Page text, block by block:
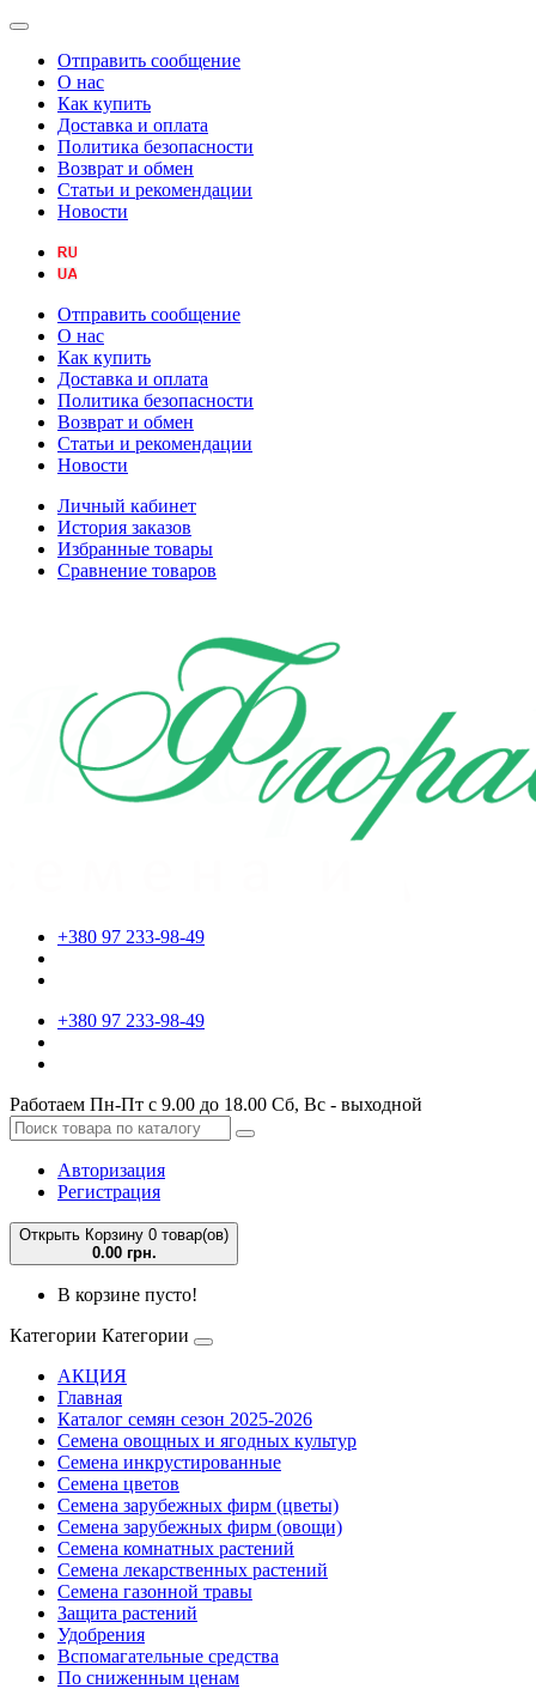
Отправить сообщение
О нас
Как купить
Доставка и оплата
Политика безопасности
Возврат и обмен
Статьи и рекомендации
Новости
Отправить сообщение
О нас
Как купить
Доставка и оплата
Политика безопасности
Возврат и обмен
Статьи и рекомендации
Новости
Личный кабинет
История заказов
Избранные товары
Сравнение товаров
+380 97 233-98-49
+380 97 233-98-49
Работаем Пн-Пт с 9.00 до 18.00 Сб, Вс - выходной
Авторизация
Регистрация
Открыть Корзину 0 товар(ов)
0.00 грн.
В корзине пусто!
Категории Категории
АКЦИЯ
Главная
Каталог семян сезон 2025-2026
Семена овощных и ягодных культур
Семена инкрустированные
Семена цветов
Семена зарубежных фирм (цветы)
Семена зарубежных фирм (овощи)
Семена комнатных растений
Семена лекарственных растений
Семена газонной травы
Защита растений
Удобрения
Вспомагательные средства
По сниженным ценам